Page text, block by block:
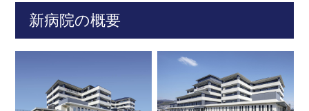
新病院の概要